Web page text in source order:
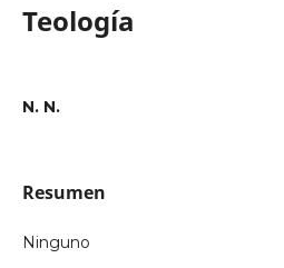
Teología
N. N.
Resumen
Ninguno